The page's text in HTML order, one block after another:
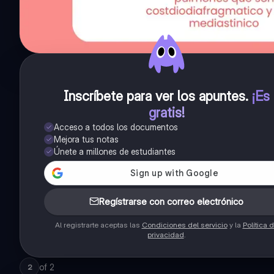
Inscríbete para ver los apuntes. ¡Es
gratis!
Acceso a todos los documentos
Mejora tus notas
Únete a millones de estudiantes
Regístrarse con correo electrónico
Al registrarte aceptas las Condiciones del servicioy la Política
privacidad.
2 of 2